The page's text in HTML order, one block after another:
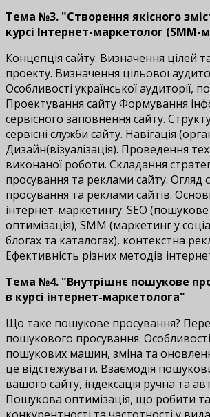
Тема №3. "Створення якісного
курсі Інтернет-маркетолог
Концепція сайту. Визначення цілей
проекту. Визначення цільової
Особливості української аудиторії,
Проектування сайту Формування
сервісного заповнення сайту.
сервісні служби сайту. Навігація
Дизайн(візуалізація). Проведення
виконаної роботи. Складання
просування та реклами сайту. Огляд
просування та реклами сайтів.
інтернет-маркетингу: SEO
оптимізація), SMM (маркетинг у
блогах та каталогах), контекстна
Ефективність різних методів
Тема №4. "Внутрішнє пошукове
в курсі інтернет-маркетолога"
Що таке пошукове просування?
пошукового просування.
пошукових машин, зміна та
це відстежувати. Взаємодія
вашого сайту, індексація ручна та
Пошукова оптимізація, що робити